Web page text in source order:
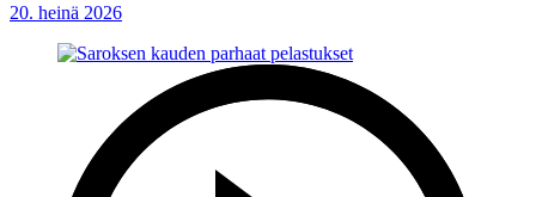
20. heinä 2026